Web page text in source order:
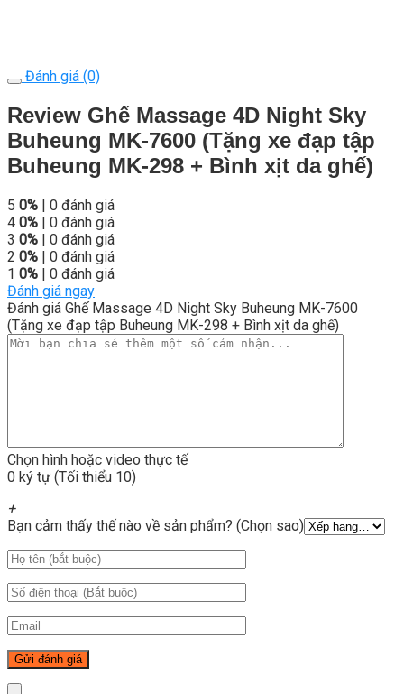
Đánh giá (0)
Review Ghế Massage 4D Night Sky
Buheung MK-7600 (Tặng xe đạp tập
Buheung MK-298 + Bình xịt da ghế)
5 0% | 0 đánh giá
4 0% | 0 đánh giá
3 0% | 0 đánh giá
2 0% | 0 đánh giá
1 0% | 0 đánh giá
Đánh giá ngay
Đánh giá Ghế Massage 4D Night Sky Buheung MK-7600
(Tặng xe đạp tập Buheung MK-298 + Bình xịt da ghế)
Chọn hình hoặc video thực tế
0 ký tự (Tối thiểu 10)
+
Bạn cảm thấy thế nào về sản phẩm? (Chọn sao)